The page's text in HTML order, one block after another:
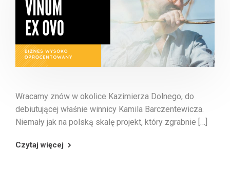
Wracamy znów w okolice Kazimierza Dolnego, do
debiutującej właśnie winnicy Kamila Barczentewicza.
Niemały jak na polską skalę projekt, który zgrabnie […]
Czytaj więcej